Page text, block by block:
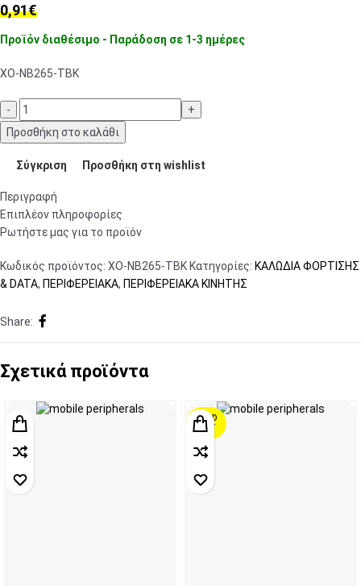
0,91€
Προϊόν διαθέσιμο - Παράδοση σε 1-3 ημέρες
XO-NB265-TBK
Προσθήκη στο καλάθι
Σύγκριση Προσθήκη στη wishlist
Περιγραφή
Επιπλέον πληροφορίες
Ρωτήστε μας για το προϊόν
Κωδικός προϊόντος: XO-NB265-TBK Κατηγορίες: ΚΑΛΩΔΙΑ ΦΟΡΤΙΣΗΣ
& DATA, ΠΕΡΙΦΕΡΕΙΑΚΑ, ΠΕΡΙΦΕΡΕΙΑΚΑ ΚΙΝΗΤΗΣ
Share:
Σχετικά προϊόντα
SOLD
OUT